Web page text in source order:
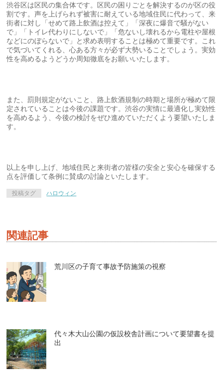
渋谷区は区民の集合体です。区民の困りごとを解決するのが区の役
割です。声を上げられず被害に耐えている地域住民に代わって、来
街者に対し「せめて路上飲酒は控えて」「深夜に爆音で騒がない
で」「トイレ代わりにしないで」「危ないし壊れるから電柱や屋根
などにのぼらないで」と求め表明することは極めて重要です。これ
で気づいてくれる、心ある方々が必ず大勢いることでしょう。実効
性を高めるようどうか周知徹底をお願いいたします。
また、罰則規定がないこと、路上飲酒規制の時期と場所が極めて限
定されていることは今後の課題です。渋谷の実情に最適化し実効性
を高めるよう、今後の検討をぜひ進めていただくよう要望いたしま
す。
以上を申し上げ、地域住民と来街者の皆様の安全と安心を確保する
点を評価して条例に賛成の討論といたします。
投稿タグ ハロウィン
関連記事
荒川区の子育て事故予防施策の視察
代々木大山公園の仮設校舎計画について要望書を提
出